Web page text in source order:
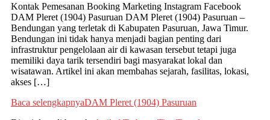
Kontak Pemesanan Booking Marketing Instagram Facebook
DAM Pleret (1904) Pasuruan DAM Pleret (1904) Pasuruan –
Bendungan yang terletak di Kabupaten Pasuruan, Jawa Timur.
Bendungan ini tidak hanya menjadi bagian penting dari
infrastruktur pengelolaan air di kawasan tersebut tetapi juga
memiliki daya tarik tersendiri bagi masyarakat lokal dan
wisatawan. Artikel ini akan membahas sejarah, fasilitas, lokasi,
akses […]
Baca selengkapnyaDAM Pleret (1904) Pasuruan